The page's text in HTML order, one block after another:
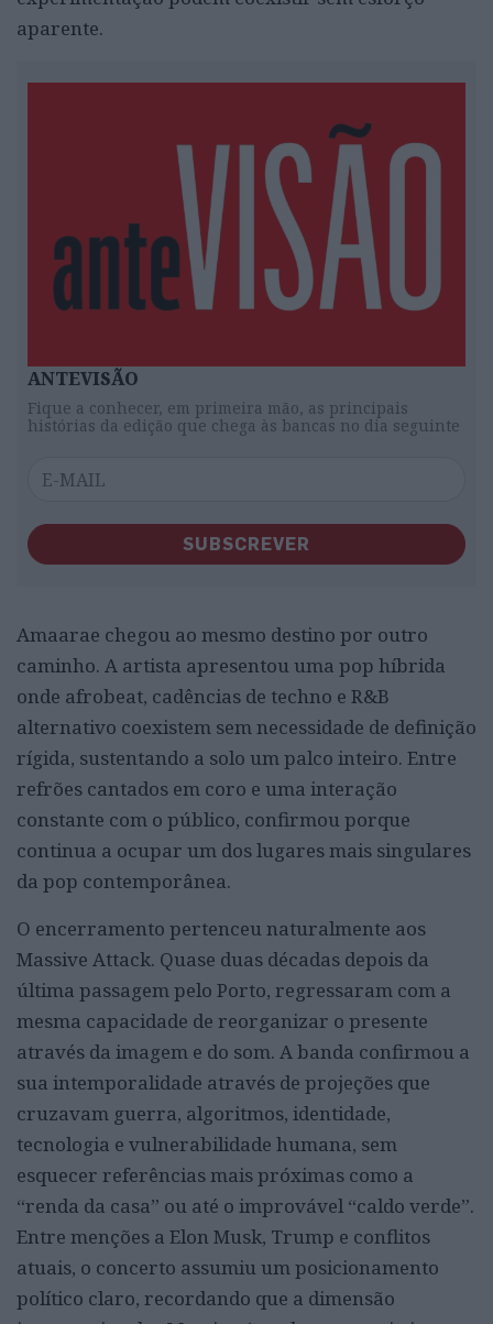
aparente.
ANTEVISÃO
Fique a conhecer, em primeira mão, as principais
histórias da edição que chega às bancas no dia seguinte
SUBSCREVER
Amaarae chegou ao mesmo destino por outro
caminho. A artista apresentou uma pop híbrida
onde afrobeat, cadências de techno e R&B
alternativo coexistem sem necessidade de definição
rígida, sustentando a solo um palco inteiro. Entre
refrões cantados em coro e uma interação
constante com o público, confirmou porque
continua a ocupar um dos lugares mais singulares
da pop contemporânea.
O encerramento pertenceu naturalmente aos
Massive Attack. Quase duas décadas depois da
última passagem pelo Porto, regressaram com a
mesma capacidade de reorganizar o presente
através da imagem e do som. A banda confirmou a
sua intemporalidade através de projeções que
cruzavam guerra, algoritmos, identidade,
tecnologia e vulnerabilidade humana, sem
esquecer referências mais próximas como a
“renda da casa” ou até o improvável “caldo verde”.
Entre menções a Elon Musk, Trump e conflitos
atuais, o concerto assumiu um posicionamento
político claro, recordando que a dimensão